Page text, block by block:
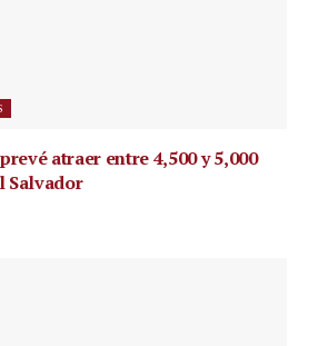
atraer entre 4,500 y 5,000
Salvador